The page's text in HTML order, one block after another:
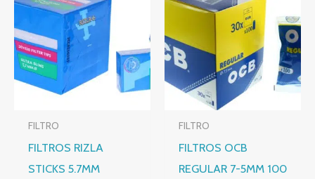
FILTRO
FILTROS RIZLA
STICKS 5.7MM
FILTRO
FILTROS OCB
REGULAR 7-5MM 100